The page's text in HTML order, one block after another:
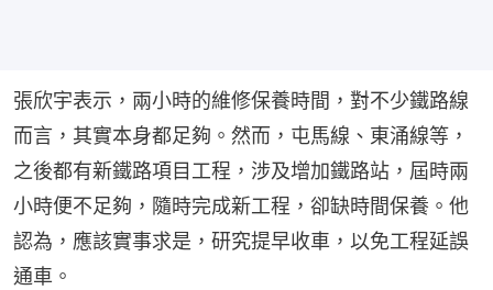
張欣宇表示，兩小時的維修保養時間，對不少鐵路線
而言，其實本身都足夠。然而，屯馬線、東涌線等，
之後都有新鐵路項目工程，涉及增加鐵路站，屆時兩
小時便不足夠，隨時完成新工程，卻缺時間保養。他
認為，應該實事求是，研究提早收車，以免工程延誤
通車。